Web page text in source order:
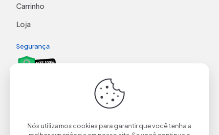
Carrinho
Loja
Segurança
Nós utilizamos cookies para garantir que você tenha a